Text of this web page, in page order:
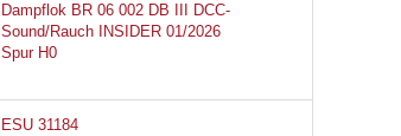
Dampflok BR 06 002 DB III DCC-
Sound/Rauch INSIDER 01/2026
Spur H0
ESU 31184